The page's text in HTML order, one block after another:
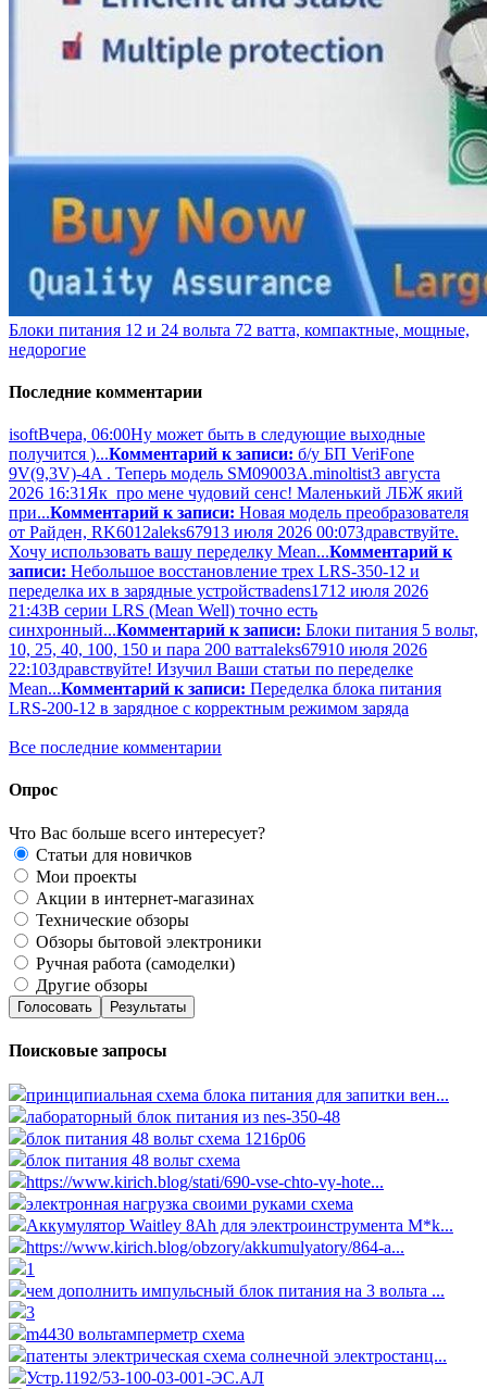
Блоки питания 12 и 24 вольта 72 ватта, компактные, мощные,
недорогие
Последние комментарии
isoftВчера, 06:00Ну может быть в следующие выходные
получится )...Комментарий к записи: б/у БП VeriFone
9V(9,3V)-4A . Теперь модель SM09003A.minoltist3 августа
2026 16:31 Як про мене чудовий сенс! Маленький ЛБЖ який
при...Комментарий к записи: Новая модель преобразователя
от Райден, RK6012aleks67913 июля 2026 00:07Здравствуйте.
Хочу использовать вашу переделку Mean...Комментарий к
записи: Небольшое восстановление трех LRS-350-12 и
переделка их в зарядные устройстваdens1712 июля 2026
21:43В серии LRS (Mean Well) точно есть
синхронный...Комментарий к записи: Блоки питания 5 вольт,
10, 25, 40, 100, 150 и пара 200 ваттaleks67910 июля 2026
22:10Здравствуйте! Изучил Ваши статьи по переделке
Mean...Комментарий к записи: Переделка блока питания
LRS-200-12 в зарядное с корректным режимом заряда
Все последние комментарии
Опрос
Что Вас больше всего интересует?
Статьи для новичков
Мои проекты
Акции в интернет-магазинах
Технические обзоры
Обзоры бытовой электроники
Ручная работа (самоделки)
Другие обзоры
Голосовать Результаты
Поисковые запросы
принципиальная схема блока питания для запитки вен...
лабораторный блок питания из nes-350-48
блок питания 48 вольт схема 1216p06
блок питания 48 вольт схема
https://www.kirich.blog/stati/690-vse-chto-vy-hote...
электронная нагрузка своими руками схема
Аккумулятор Waitley 8Ah для электроинструмента M*k...
https://www.kirich.blog/obzory/akkumulyatory/864-a...
1
чем дополнить импульсный блок питания на 3 вольта ...
3
m4430 вольтамперметр схема
патенты электрическая схема солнечной электростанц...
Устр.1192/53-100-03-001-ЭС.АЛ